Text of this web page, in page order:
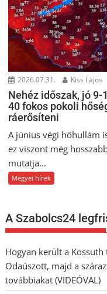
2026.07.31. Kiss Lajos
Nehéz időszak, jó 9-
40 fokos pokoli
ráerősíteni
A június végi hőhullám
ez viszont még
mutatja...
Megyei hírek
A Szabolcs24
Hogyan került a
Odaúszott, majd a
továbbiakat (VIDEÓVAL)